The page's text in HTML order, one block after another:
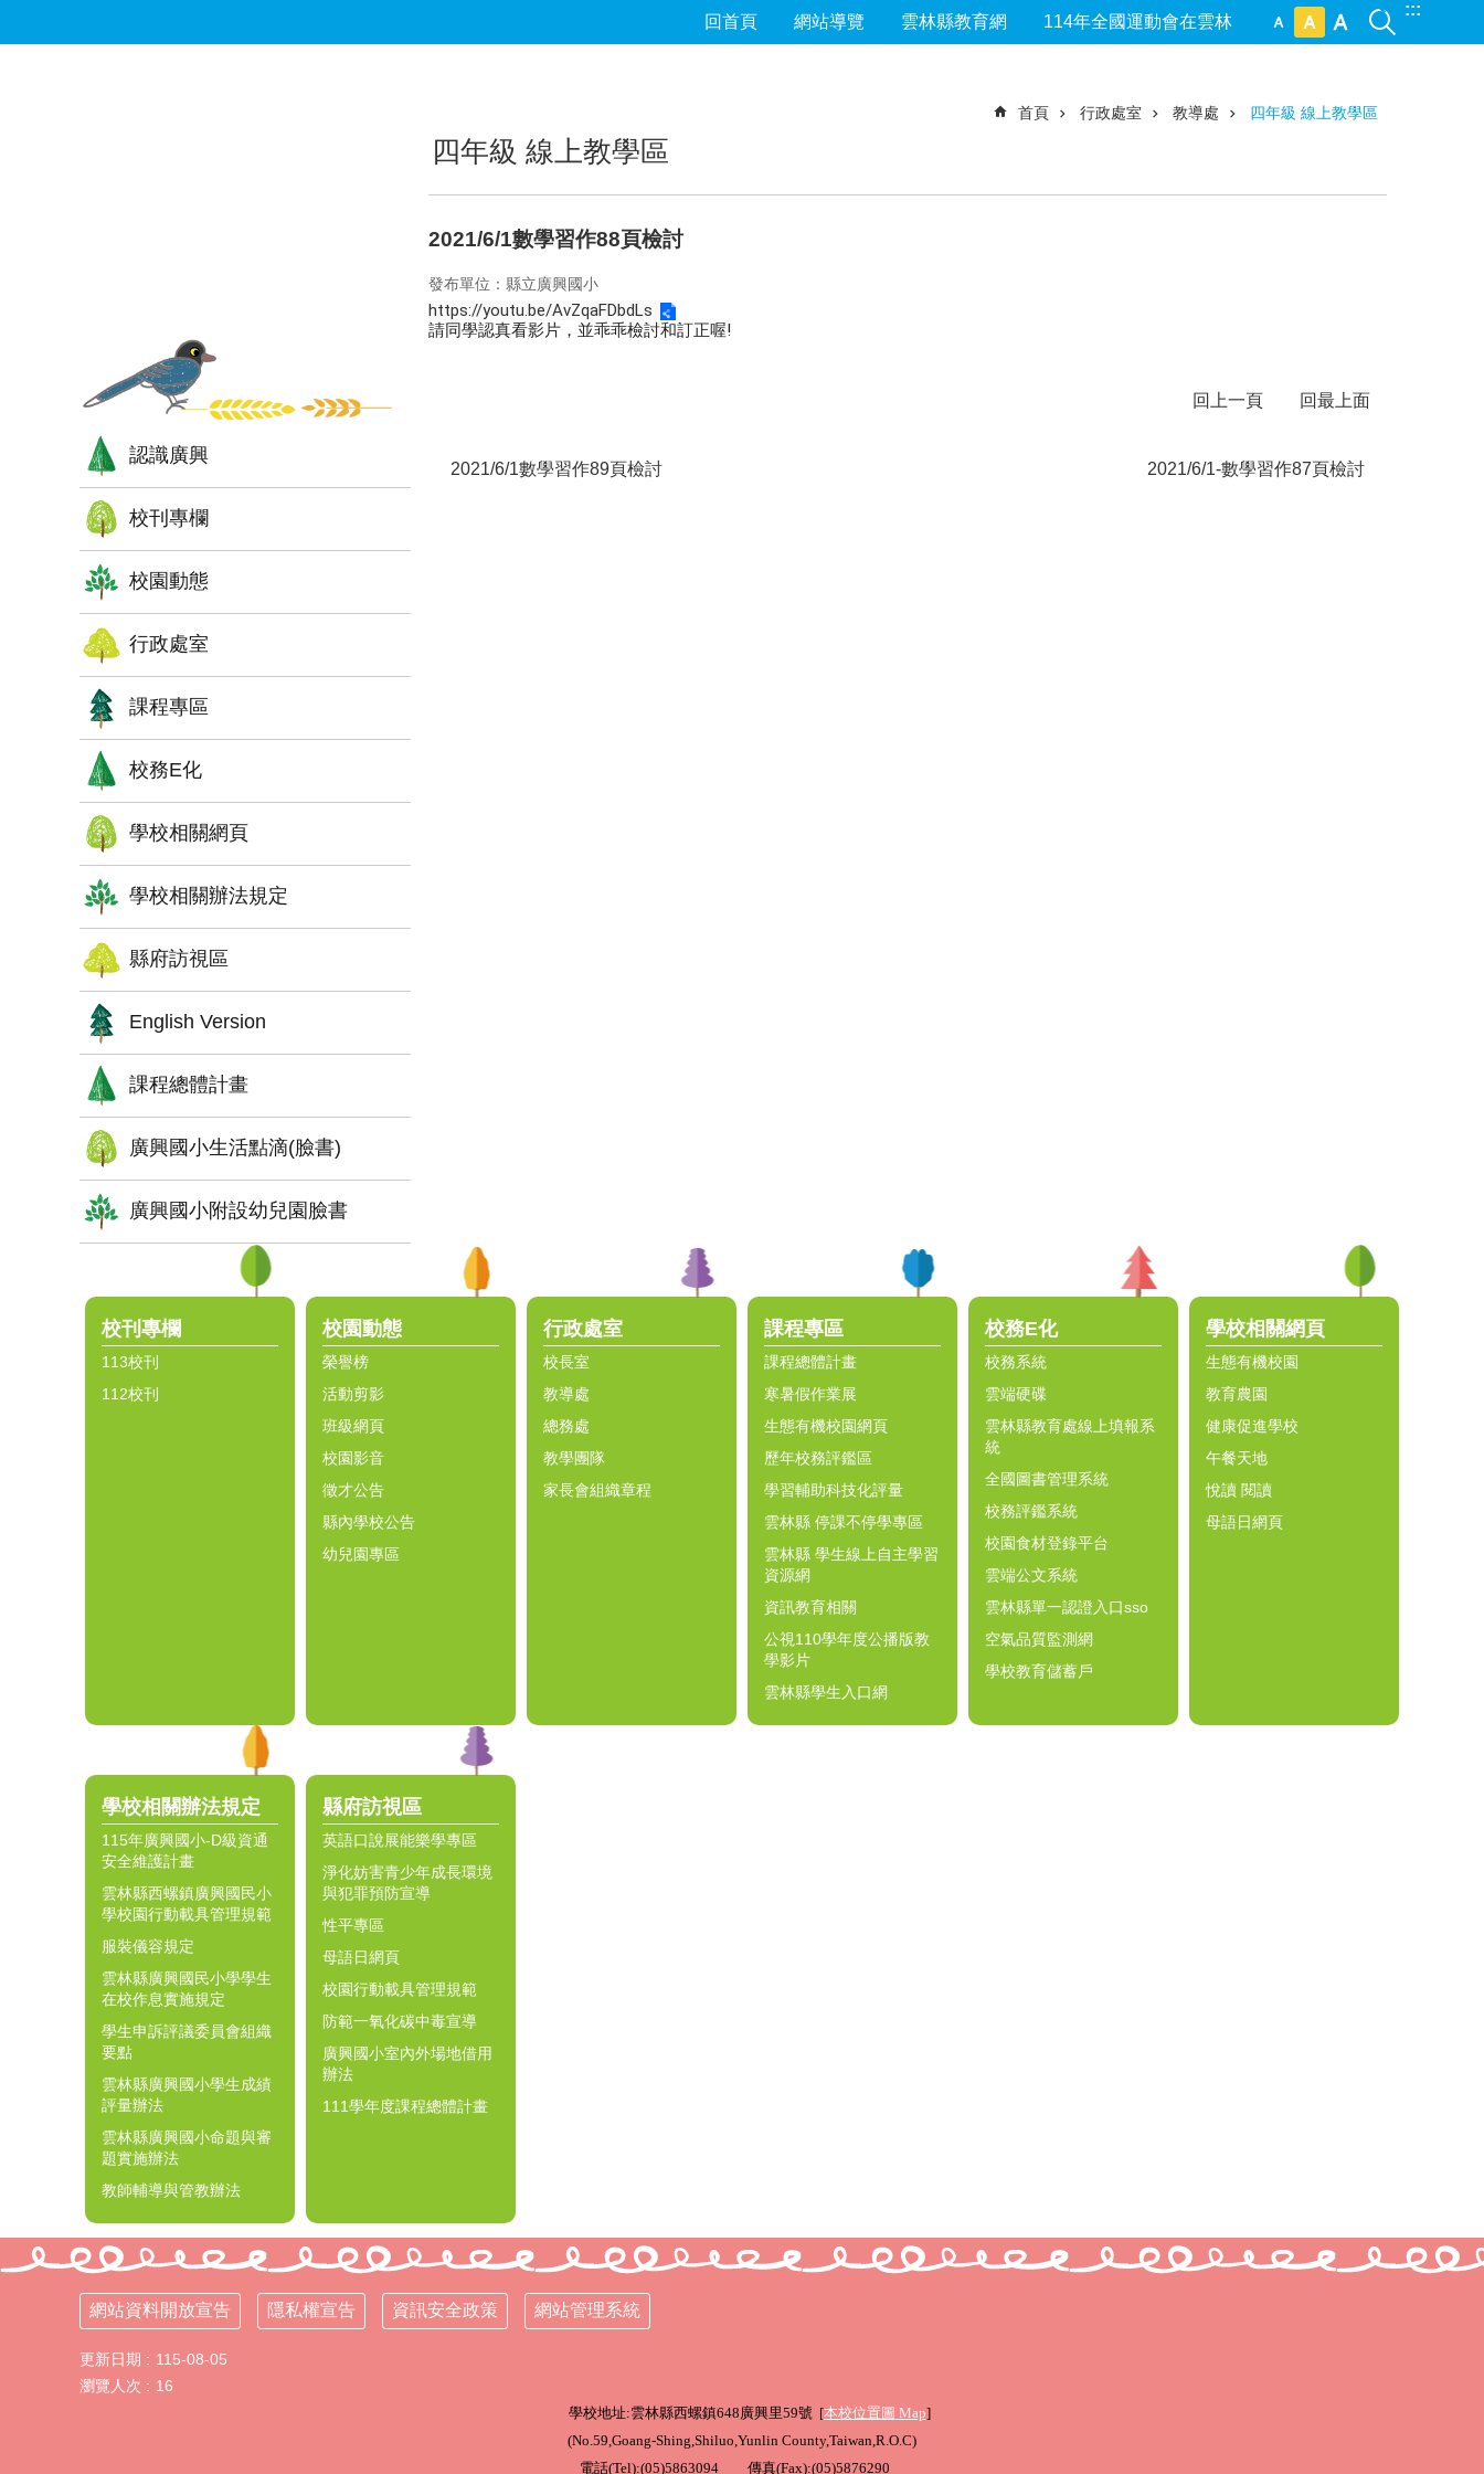
:::
回首頁 網站導覽 雲林縣教育網 114年全國運動會在雲林
認識廣興
校刊專欄
校園動態
行政處室
課程專區
校務E化
學校相關網頁
學校相關辦法規定
縣府訪視區
English Version
課程總體計畫
廣興國小生活點滴(臉書)
廣興國小附設幼兒園臉書
首頁 行政處室 教導處 四年級 線上教學區
四年級 線上教學區
2021/6/1數學習作88頁檢討
發布單位：縣立廣興國小
https://youtu.be/AvZqaFDbdLs
請同學認真看影片，並乖乖檢討和訂正喔!
回上一頁 回最上面
2021/6/1數學習作89頁檢討 2021/6/1-數學習作87頁檢討
校刊專欄
113校刊
112校刊
校園動態
榮譽榜
活動剪影
班級網頁
校園影音
徵才公告
縣內學校公告
幼兒園專區
行政處室
校長室
教導處
總務處
教學團隊
家長會組織章程
課程專區
課程總體計畫
寒暑假作業展
生態有機校園網頁
歷年校務評鑑區
學習輔助科技化評量
雲林縣 停課不停學專區
雲林縣 學生線上自主學習
資源網
資訊教育相關
公視110學年度公播版教
學影片
雲林縣學生入口網
校務E化
校務系統
雲端硬碟
雲林縣教育處線上填報系
統
全國圖書管理系統
校務評鑑系統
校園食材登錄平台
雲端公文系統
雲林縣單一認證入口sso
空氣品質監測網
學校教育儲蓄戶
學校相關網頁
生態有機校園
教育農園
健康促進學校
午餐天地
悅讀 閱讀
母語日網頁
學校相關辦法規定
115年廣興國小-D級資通
安全維護計畫
雲林縣西螺鎮廣興國民小
學校園行動載具管理規範
服裝儀容規定
雲林縣廣興國民小學學生
在校作息實施規定
學生申訴評議委員會組織
要點
雲林縣廣興國小學生成績
評量辦法
雲林縣廣興國小命題與審
題實施辦法
教師輔導與管教辦法
縣府訪視區
英語口說展能樂學專區
淨化妨害青少年成長環境
與犯罪預防宣導
性平專區
母語日網頁
校園行動載具管理規範
防範一氧化碳中毒宣導
廣興國小室內外場地借用
辦法
111學年度課程總體計畫
網站資料開放宣告 隱私權宣告 資訊安全政策 網站管理系統
更新日期
115-08-05
瀏覽人次
16
學校地址:雲林縣西螺鎮648廣興里59號 [本校位置圖 Map]
(No.59,Goang-Shing,Shiluo,Yunlin County,Taiwan,R.O.C)
電話(Tel):(05)5863094 傳真(Fax):(05)5876290